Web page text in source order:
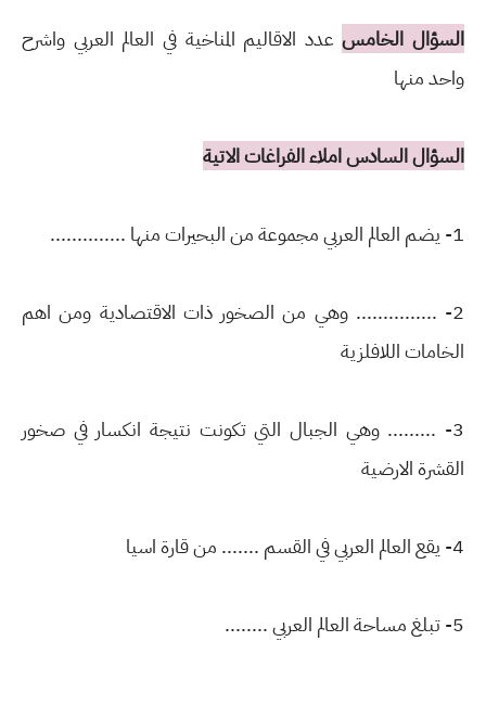
السؤال الخامسعدد الاقاليم المناخية في العالم العربي واشرح
واحد منها
السؤال السادس املاء الفراغات الاتية
1- يضم العالم العربي مجموعة من البحيرات منها ..............
2- ............... وهي من الصخور ذات الاقتصادية ومن اهم
الخامات اللافلزية
3- ......... وهي الجبال التي تكونت نتيجة انكسار في صخور
القشرة الارضية
4- يقع العالم العربي في القسم ....... من قارة اسيا
5- تبلغ مساحة العالم العربي ........